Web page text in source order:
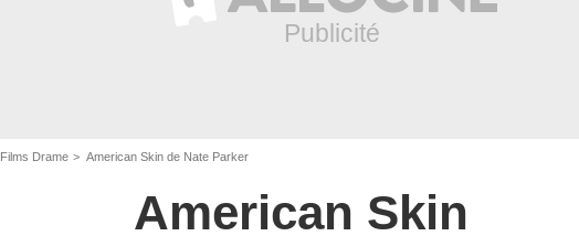
Films Drame American Skin de Nate Parker
American Skin